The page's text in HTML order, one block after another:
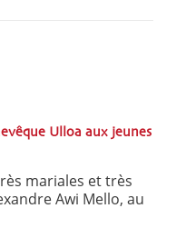
Ulloa aux jeunes
mariales et très
Awi Mello, au